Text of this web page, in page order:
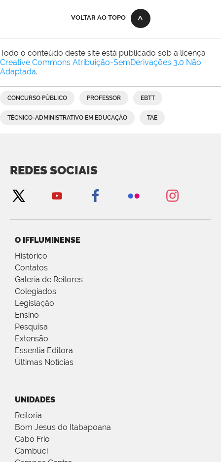
VOLTAR AO TOPO
Todo o conteúdo deste site está publicado sob a licença
Creative Commons Atribuição-SemDerivações 3.0 Não
Adaptada.
CONCURSO PÚBLICO PROFESSOR EBTT
TÉCNICO-ADMINISTRATIVO EM EDUCAÇÃO TAE
REDES SOCIAIS
O IFFLUMINENSE
Histórico
Contatos
Galeria de Reitores
Colegiados
Legislação
Ensino
Pesquisa
Extensão
Essentia Editora
Últimas Notícias
UNIDADES
Reitoria
Bom Jesus do Itabapoana
Cabo Frio
Cambuci